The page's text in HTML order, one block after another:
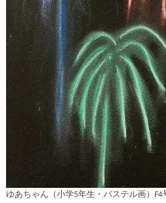
ゆあちゃん（小学5年生・パステル画）F4